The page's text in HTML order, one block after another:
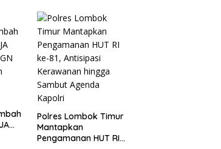
NTB
Polres Lombok Timur
Mantapkan
Pengamanan HUT RI